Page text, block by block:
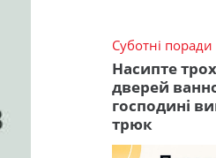
Суботні поради
Насипте
дверей
господині
трюк